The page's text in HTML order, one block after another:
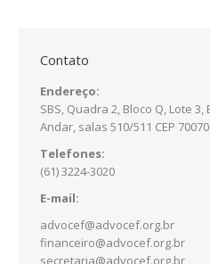
Contato
Endereço:
SBS, Quadra 2, Bloco Q, Lote 3,
Andar, salas 510/511 CEP
Telefones:
(61) 3224-3020
E-mail:
advocef@advocef.org.br
financeiro@advocef.org.br
secretaria@advocef.org.br